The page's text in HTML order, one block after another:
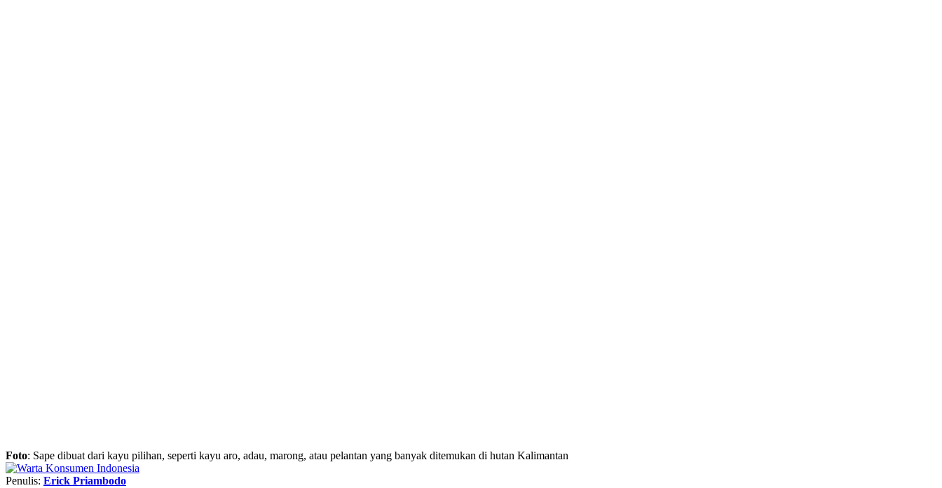
Foto: Sape dibuat dari kayu pilihan, seperti kayu aro, adau, marong, atau pelantan yang banyak ditemukan di hutan Kalimantan
Penulis: Erick Priambodo